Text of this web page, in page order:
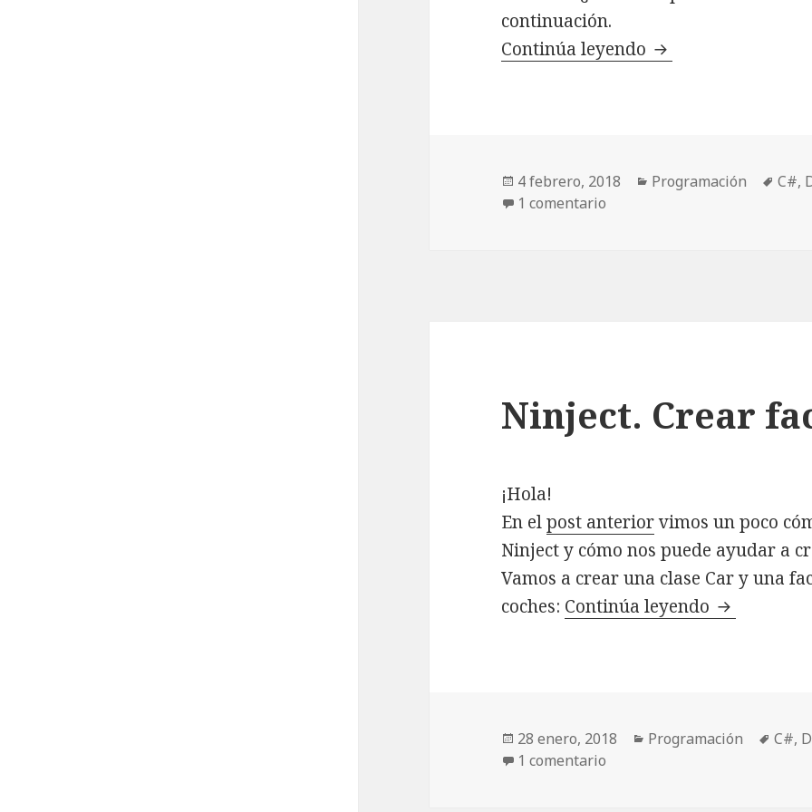
continuación.
Continúa leyendo Ninject. Crear
Publicado
el
4 febrero, 2018 Categorías
Programación C#,
1 comentario
Ninject. Crear
¡Hola!
En elpost anteriorvimos un poco
Ninject y cómo nos puede ayudar a
Vamos a crear una clase Car y una
coches: Continúa leyendo Ninject.
Publicado
el
28 enero, 2018 Categorías
Programación C#,
1 comentario